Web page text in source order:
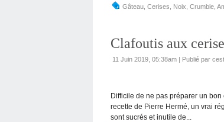
Gâteau Cerises Noix Crumble
Clafoutis aux
11 Juin 2019, 05:38am | Publié par
Difficile de ne pas préparer un
recette de Pierre Hermé, un vrai
sont sucrés et inutile de...